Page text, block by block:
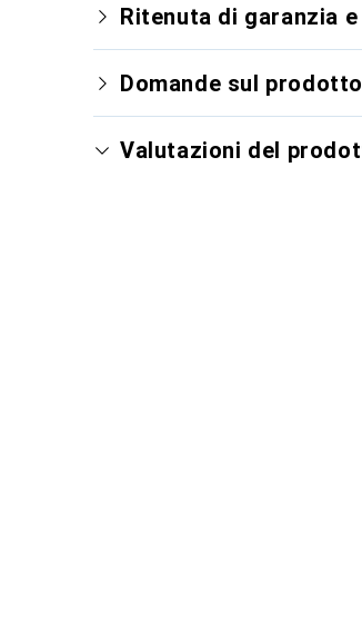
Ritenuta di garanzia
Domande sul prodotto
Valutazioni del